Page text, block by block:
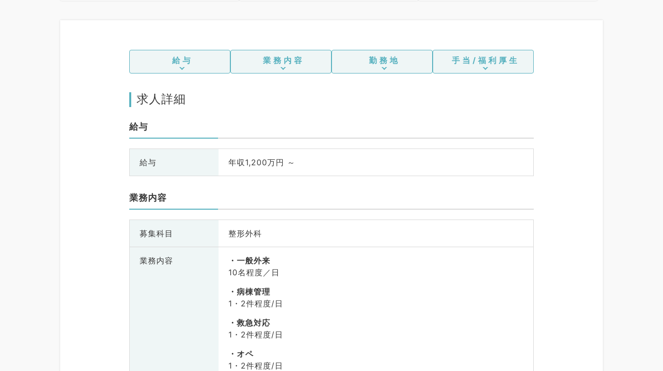
給与 業務内容 勤務地 手当/福利厚生
求人詳細
給与
給与 年収1,200万円 ～
業務内容
募集科目 整形外科
業務内容
一般外来
10名程度／日
病棟管理
1・2件程度/日
救急対応
1・2件程度/日
オペ
1・2件程度/日